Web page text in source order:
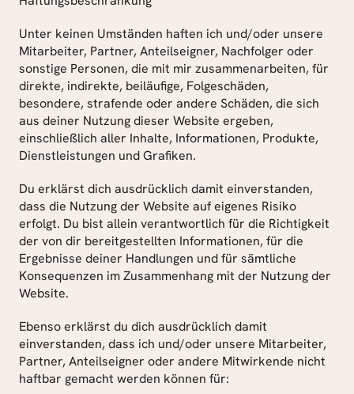
Unter keinen Umständen haften ich und/oder unsere
Mitarbeiter, Partner, Anteilseigner, Nachfolger oder
sonstige Personen, die mit mir zusammenarbeiten, für
direkte, indirekte, beiläufige, Folgeschäden,
besondere, strafende oder andere Schäden, die sich
aus deiner Nutzung dieser Website ergeben,
einschließlich aller Inhalte, Informationen, Produkte,
Dienstleistungen und Grafiken.
Du erklärst dich ausdrücklich damit einverstanden,
dass die Nutzung der Website auf eigenes Risiko
erfolgt. Du bist allein verantwortlich für die Richtigkeit
der von dir bereitgestellten Informationen, für die
Ergebnisse deiner Handlungen und für sämtliche
Konsequenzen im Zusammenhang mit der Nutzung der
Website.
Ebenso erklärst du dich ausdrücklich damit
einverstanden, dass ich und/oder unsere Mitarbeiter,
Partner, Anteilseigner oder andere Mitwirkende nicht
haftbar gemacht werden können für: